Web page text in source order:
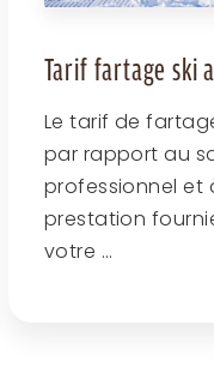
Tarif fartage ski
Le tarif de
par rapport au
professionnel et
prestation fournie.
votre ...